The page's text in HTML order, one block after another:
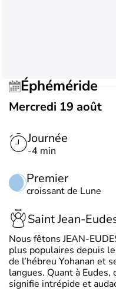
Éphéméride
Mercredi 19 août
Journée
-4 min
Premier
croissant de Lune
Saint Jean-
Nous fêtons JEAN-
plus populaires depuis
de l’hébreu Yohanan et
langues. Quant à Eudes,
signifie intrépide et